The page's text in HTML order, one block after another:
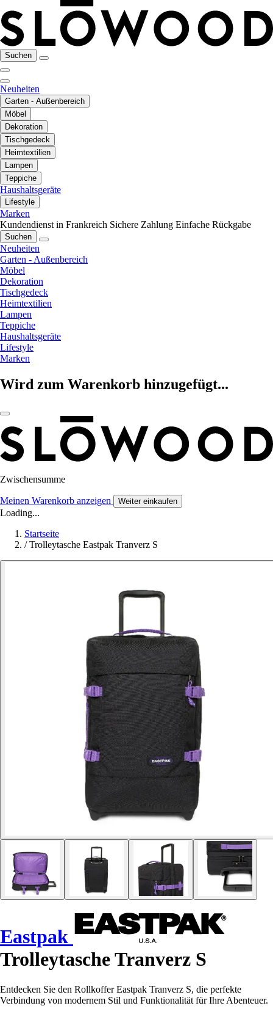
Suchen
Neuheiten
Garten - Außenbereich
Möbel
Dekoration
Tischgedeck
Heimtextilien
Lampen
Teppiche
Haushaltsgeräte
Lifestyle
Marken
Kundendienst in Frankreich Sichere Zahlung Einfache Rückgabe
Suchen
Neuheiten
Garten - Außenbereich
Möbel
Dekoration
Tischgedeck
Heimtextilien
Lampen
Teppiche
Haushaltsgeräte
Lifestyle
Marken
Wird zum Warenkorb hinzugefügt...
Zwischensumme
Meinen Warenkorb anzeigen Weiter einkaufen
Loading...
Startseite
/ Trolleytasche Eastpak Tranverz S
Eastpak
Trolleytasche Tranverz S
Entdecken Sie den Rollkoffer Eastpak Tranverz S, die perfekte
Verbindung von modernem Stil und Funktionalität für Ihre Abenteuer.